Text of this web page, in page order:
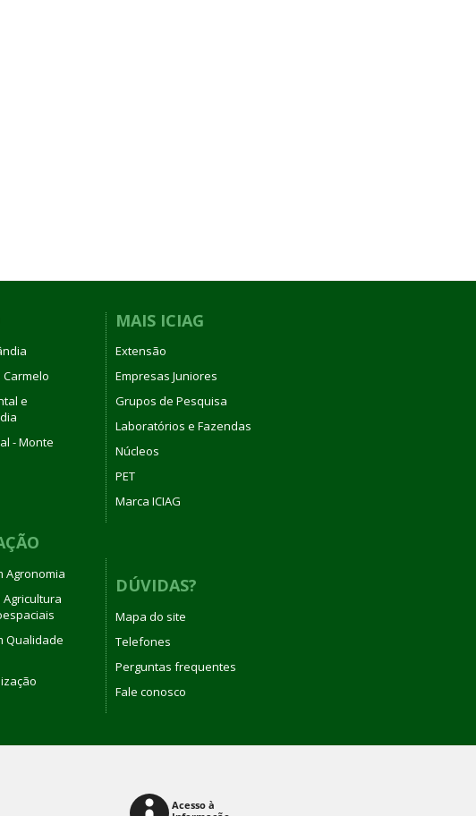
e
- Monte
Agronomia
Qualidade
MAIS ICIAG
Extensão
Empresas Juniores
Grupos de Pesquisa
Laboratórios e Fazendas
Núcleos
PET
Marca ICIAG
DÚVIDAS?
Mapa do site
Telefones
Perguntas frequentes
Fale conosco